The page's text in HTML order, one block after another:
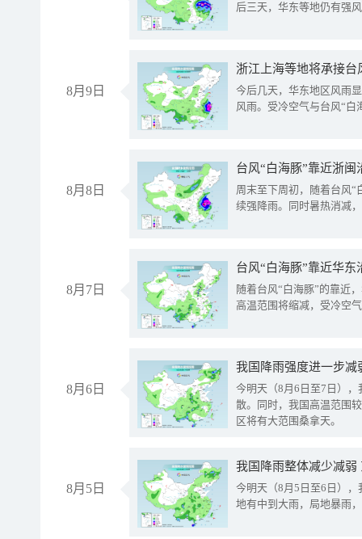
后三天，华东等地仍有强
8月9日
浙江上海等地将承接台
今后几天，华东地区风雨
风雨。受冷空气与台风“白
8月8日
台风“白海豚”靠近浙
周末至下周初，随着台风“
续强降雨。同时暑热消减
8月7日
台风“白海豚”靠近华
随着台风“白海豚”的靠近
高温范围将缩减，受冷空
8月6日
今明天（8月6日至7日）
散。同时，我国高温范围
区将有大范围桑拿天。
8月5日
我国降雨整体减少减弱
今明天（8月5日至6日）
地有中到大雨，局地暴雨